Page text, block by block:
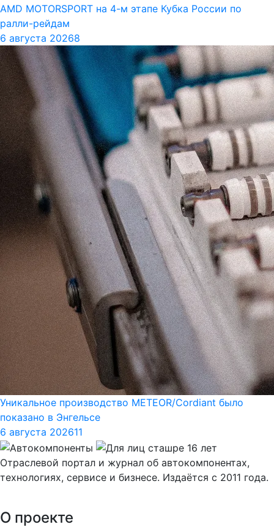
AMD MOTORSPORT на 4-м этапе Кубка России по
ралли-рейдам
6 августа 20268
Уникальное производство METEOR/Cordiant было
показано в Энгельсе
6 августа 202611
Отраслевой портал и журнал об автокомпонентах,
технологиях, сервисе и бизнесе. Издаётся с 2011 года.
О проекте